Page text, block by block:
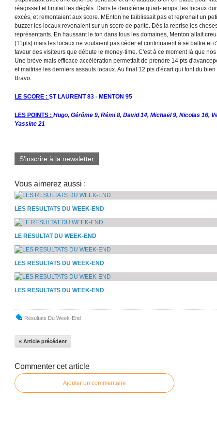
réagissait et limitait les dégâts. Dans le deuxième quart-temps, les locaux
excès, et remontaient aux score. MEnton ne faiblissait pas et reprenait un
buzzer les locaux revenaient sur un score de parité. Dès la reprise les
représentants. En haussant le ton dans tous les domaines, Menton allait
(11pts) mais les locaux ne voulaient pas céder et continuaient à se battre et
faveur des visiteurs que débute le money-time. C'est à ce moment là que
Une brève mais efficace accélération permettait de prendre 14 pts
et maitrise les derniers assauts locaux. Au final 12 pts d'écart qui font du
Bravo.
LE SCORE : ST LAURENT 83 - MENTON 95
LES POINTS : Hugo, Gérôme 9, Rémi 8, David 14, Michaël 9, Nicolas 16,
Yassine 21
S'inscrire à la newsletter
Vous aimerez aussi :
LES RESULTATS DU WEEK-END
LE RESULTAT DU WEEK-END
LES RESULTATS DU WEEK-END
LES RESULTATS DU WEEK-END
Résultats Du Week-End
« Article précédent
Commenter cet article
Ajouter un commentaire